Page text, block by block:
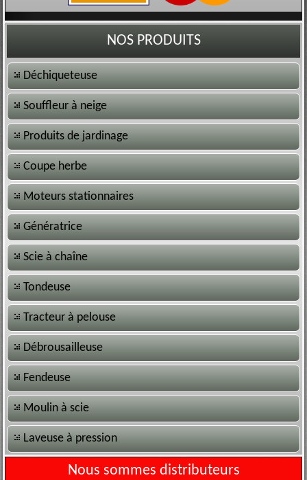
NOS PRODUITS
Déchiqueteuse
Souffleur à neige
Produits de jardinage
Coupe herbe
Moteurs stationnaires
Génératrice
Scie à chaîne
Tondeuse
Tracteur à pelouse
Débrousailleuse
Fendeuse
Moulin à scie
Laveuse à pression
Nous sommes distributeurs